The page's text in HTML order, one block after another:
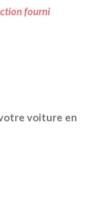
fourni
voiture en